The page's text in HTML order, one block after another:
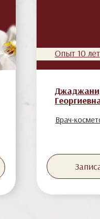
Врач-
Опыт 10 лет